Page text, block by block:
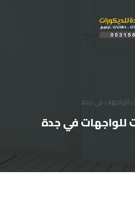
للواجهات في جدة
للواجهات في جدة